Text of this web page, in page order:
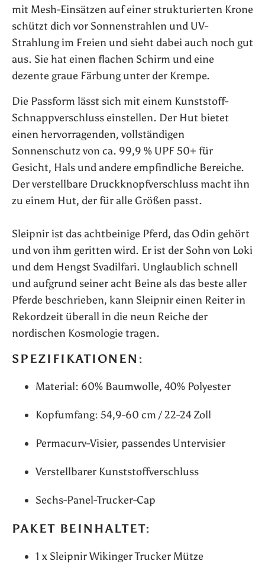
mit Mesh-Einsätzen auf einer strukturierten Krone
schützt dich vor Sonnenstrahlen und UV-
Strahlung im Freien und sieht dabei auch noch gut
aus. Sie hat einen flachen Schirm und eine
dezente graue Färbung unter der Krempe.
Die Passform lässt sich mit einem Kunststoff-
Schnappverschluss einstellen. Der Hut bietet
einen hervorragenden, vollständigen
Sonnenschutz von ca. 99,9 % UPF 50+ für
Gesicht, Hals und andere empfindliche Bereiche.
Der verstellbare Druckknopfverschluss macht ihn
zu einem Hut, der für alle Größen passt.
Sleipnir ist das achtbeinige Pferd, das Odin gehört
und von ihm geritten wird. Er ist der Sohn von Loki
und dem Hengst Svadilfari. Unglaublich schnell
und aufgrund seiner acht Beine als das beste aller
Pferde beschrieben, kann Sleipnir einen Reiter in
Rekordzeit überall in die neun Reiche der
nordischen Kosmologie tragen.
SPEZIFIKATIONEN:
Material: 60% Baumwolle, 40% Polyester
Kopfumfang: 54,9-60 cm / 22-24 Zoll
Permacurv-Visier, passendes Untervisier
Verstellbarer Kunststoffverschluss
Sechs-Panel-Trucker-Cap
PAKET BEINHALTET:
1 x Sleipnir Wikinger Trucker Mütze